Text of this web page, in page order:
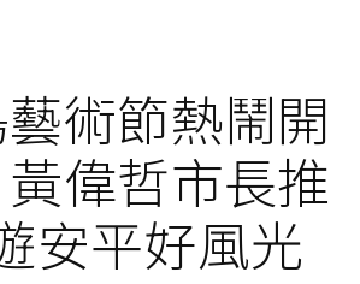
術節熱鬧開
偉哲市長推
安平好風光